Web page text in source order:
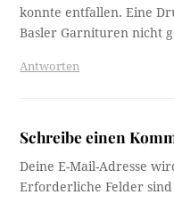
konnte entfallen. Eine
Basler Garnituren nicht
Antworten
Schreibe einen
Deine E-Mail-Adresse
Erforderliche Felder